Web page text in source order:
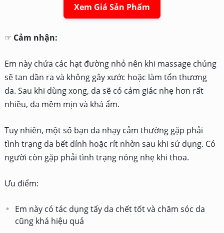
Xem Giá Sản Phẩm
☞ Cảm nhận:
Em này chứa các hạt đường nhỏ nên khi massage chúng
sẽ tan dần ra và không gây xước hoặc làm tổn thương
da. Sau khi dùng xong, da sẽ có cảm giác nhẹ hơn rất
nhiều, da mềm mịn và khá ẩm.
Tuy nhiên, một số bạn da nhạy cảm thường gặp phải
tình trạng da bết dính hoặc rít nhờn sau khi sử dụng. Có
người còn gặp phải tình trạng nóng nhẹ khi thoa.
Ưu điểm:
Em này có tác dụng tẩy da chết tốt và chăm sóc da
cũng khá hiệu quả